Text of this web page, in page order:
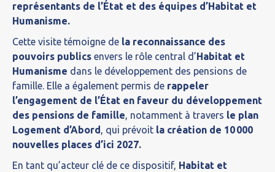
représentants de l’État et des équipes d’Habitat et
Humanisme.
Cette visite témoigne de la reconnaissance des
pouvoirs publics envers le rôle central d’ Habitat et
Humanisme dans le développement des pensions de
famille. Elle a également permis de rappeler
l’engagement de l’État en faveur du développement
des pensions de famille, notamment à travers le plan
Logement d’Abord , qui prévoit la création de 10 000
nouvelles places d’ici 2027.
En tant qu’acteur clé de ce dispositif, Habitat et